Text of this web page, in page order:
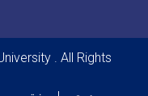
. All Rights